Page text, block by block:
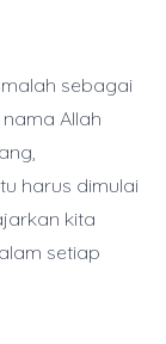
sebagai
Allah
harus dimulai
kita
setiap